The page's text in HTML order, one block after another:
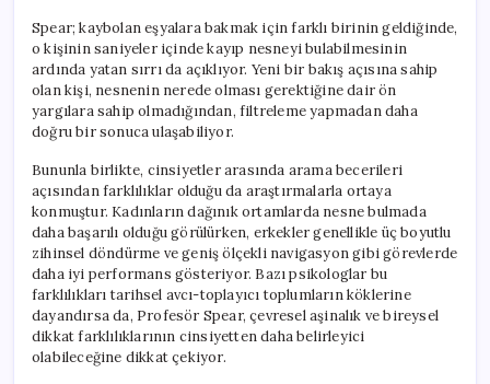
Spear; kaybolan eşyalara bakmak için farklı birinin geldiğinde,
o kişinin saniyeler içinde kayıp nesneyi bulabilmesinin
ardında yatan sırrı da açıklıyor. Yeni bir bakış açısına sahip
olan kişi, nesnenin nerede olması gerektiğine dair ön
yargılara sahip olmadığından, filtreleme yapmadan daha
doğru bir sonuca ulaşabiliyor.
Bununla birlikte, cinsiyetler arasında arama becerileri
açısından farklılıklar olduğu da araştırmalarla ortaya
konmuştur. Kadınların dağınık ortamlarda nesne bulmada
daha başarılı olduğu görülürken, erkekler genellikle üç boyutlu
zihinsel döndürme ve geniş ölçekli navigasyon gibi görevlerde
daha iyi performans gösteriyor. Bazı psikologlar bu
farklılıkları tarihsel avcı-toplayıcı toplumların köklerine
dayandırsa da, Profesör Spear, çevresel aşinalık ve bireysel
dikkat farklılıklarının cinsiyetten daha belirleyici
olabileceğine dikkat çekiyor.